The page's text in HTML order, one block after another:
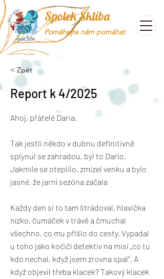
Spolek Šklíba
Pomáhejte nám pomáhat
< Zpět
Report k 4/2025
Ahoj, přátelé Daria,
Tak jestli někdo v dubnu definitivně
splynul se zahradou, byl to Dario.
Jakmile se oteplilo, zmizel venku a bylo
jasné, že jarní sezóna začala
Každý den si to tam štrádoval, hlavička
nízko, čumáček v trávě a čmuchal
všechno, co mu přišlo do cesty. Vypadal
u toho jako kočičí detektiv na misi „co tu
kdo nechal, když jsem zrovna spal“. A
když objevil třeba klacek? Takový klacek